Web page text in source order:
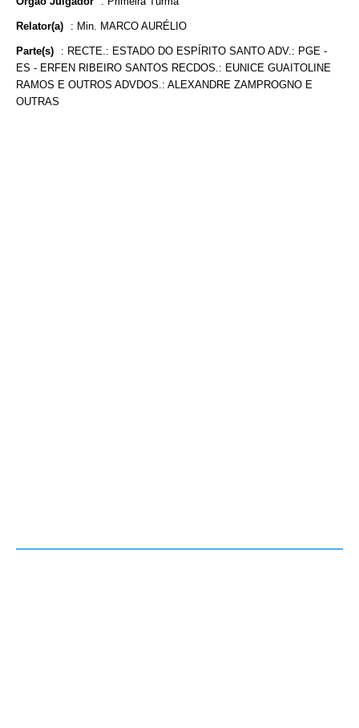
Relator(a) : Min. MARCO AURÉLIO
Parte(s) : RECTE.: ESTADO DO ESPÍRITO SANTO ADV.: PGE -
ES - ERFEN RIBEIRO SANTOS RECDOS.: EUNICE GUAITOLINE
RAMOS E OUTROS ADVDOS.: ALEXANDRE ZAMPROGNO E
OUTRAS